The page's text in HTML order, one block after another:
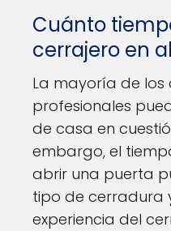
Cuánto
cerrajero en
La mayoría de los
profesionales
de casa en
embargo, el
abrir una puerta
tipo de cerradura
experiencia del